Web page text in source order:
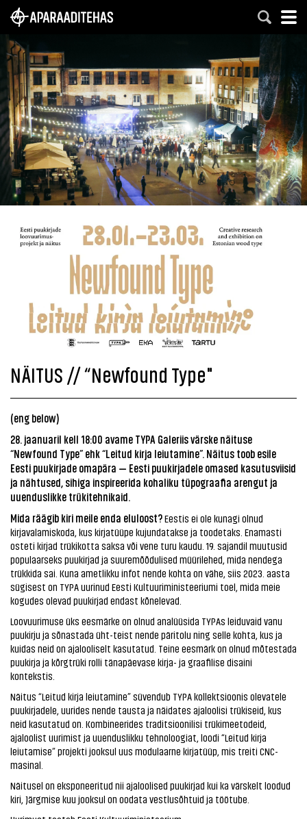
NÄITUS // “Newfound Type"
(eng below)
28. jaanuaril kell 18:00 avame TYPA Galeriis värske näituse
“Newfound Type” ehk “Leitud kirja leiutamine”. Näitus toob esile
Eesti puukirjade omapära — Eesti puukirjadele omased kasutusviisid
ja nähtused, sihiga inspireerida kohaliku tüpograafia arengut ja
uuenduslikke trükitehnikaid.
Mida räägib kiri meile enda eluloost?Eestis ei ole kunagi olnud
kirjavalamiskoda, kus kirjatüüpe kujundatakse ja toodetaks. Enamasti
osteti kirjad trükikotta saksa või vene turu kaudu. 19. sajandil muutusid
populaarseks puukirjad ja suuremõõdulised müürilehed, mida nendega
trükkida sai. Kuna ametlikku infot nende kohta on vähe, siis 2023. aasta
sügisest on TYPA uurinud Eesti Kultuuriministeeriumi toel, mida meie
kogudes olevad puukirjad endast kõnelevad.
Loovuurimuse üks eesmärke on olnud analüüsida TYPAs leiduvaid vanu
puukirju ja sõnastada üht-teist nende päritolu ning selle kohta, kus ja
kuidas neid on ajalooliselt kasutatud. Teine eesmärk on olnud mõtestada
puukirja ja kõrgtrüki rolli tänapäevase kirja- ja graafilise disaini
kontekstis.
Näitus “Leitud kirja leiutamine” süvendub TYPA kollektsioonis olevatele
puukirjadele, uurides nende tausta ja näidates ajaloolisi trükiseid, kus
neid kasutatud on. Kombineerides traditsioonilisi trükimeetodeid,
ajaloolist uurimist ja uuenduslikku tehnoloogiat, loodi “Leitud kirja
leiutamise” projekti jooksul uus modulaarne kirjatüüp, mis treiti CNC-
masinal.
Näitusel on eksponeeritud nii ajaloolised puukirjad kui ka värskelt loodud
kiri, Järgmise kuu jooksul on oodata vestlusõhtuid ja töötube.